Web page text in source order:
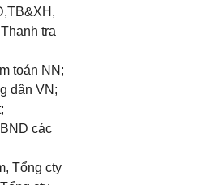
tra
toán NN;
dân VN;
các
Tổng cty